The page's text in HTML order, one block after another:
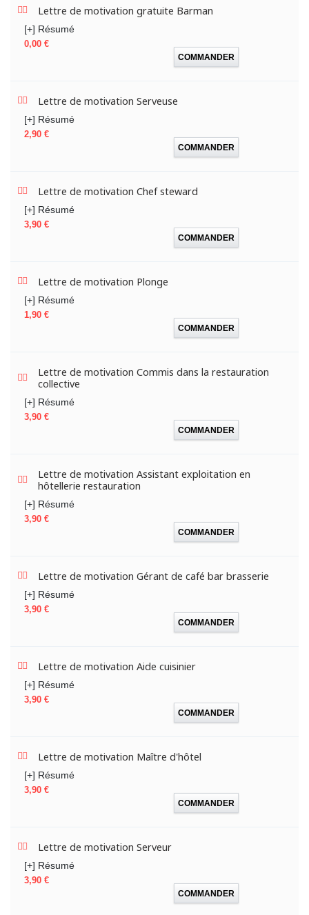
Lettre de motivation gratuite Barman
[+] Résumé
Prix
0,00 €
COMMANDER
Lettre de motivation Serveuse
[+] Résumé
Prix
2,90 €
COMMANDER
Lettre de motivation Chef steward
[+] Résumé
Prix
3,90 €
COMMANDER
Lettre de motivation Plonge
[+] Résumé
Prix
1,90 €
COMMANDER
Lettre de motivation Commis dans la restauration
collective
[+] Résumé
Prix
3,90 €
COMMANDER
Lettre de motivation Assistant exploitation en
hôtellerie restauration
[+] Résumé
Prix
3,90 €
COMMANDER
Lettre de motivation Gérant de café bar brasserie
[+] Résumé
Prix
3,90 €
COMMANDER
Lettre de motivation Aide cuisinier
[+] Résumé
Prix
3,90 €
COMMANDER
Lettre de motivation Maître d'hôtel
[+] Résumé
Prix
3,90 €
COMMANDER
Lettre de motivation Serveur
[+] Résumé
Prix
3,90 €
COMMANDER